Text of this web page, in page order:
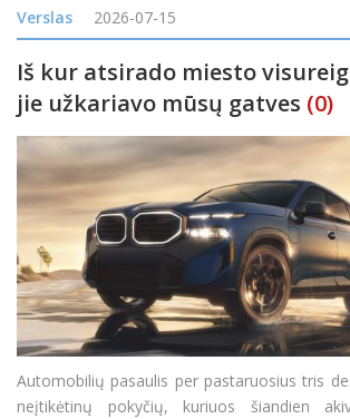
problemų sąrašo, o komandos,
problemas, padėti jas išspręst
Verslas 2026-07-15
Iš kur atsirado miesto
jie užkariavo mūsų gatves (0)
Automobilių pasaulis per pastaruosius tris
neįtikėtinų pokyčių, kuriuos šiandien